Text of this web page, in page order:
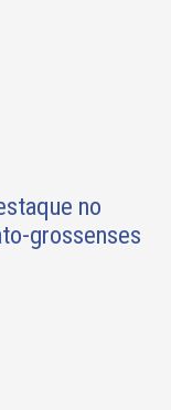
no
grossenses